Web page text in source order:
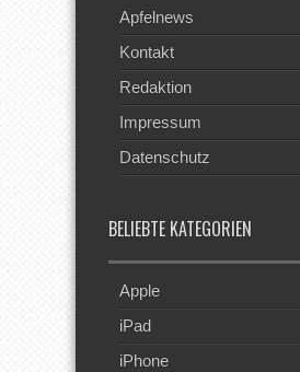
Apfelnews
Kontakt
Redaktion
Impressum
Datenschutz
BELIEBTE KATEGORIEN
Apple
iPad
iPhone